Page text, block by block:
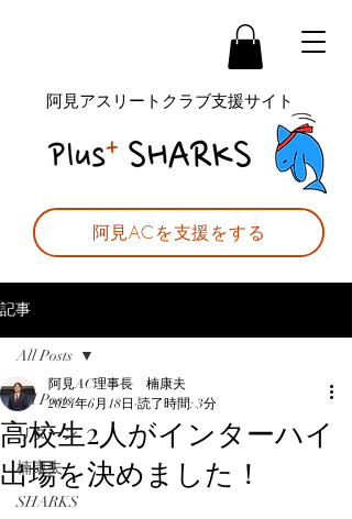
阿見アスリートクラブ支援サイト
阿見ACを支援をする
記事
All Posts
リターン
楠康夫
SHARKS
All Posts
高校生2人がインターハイ
出場を決めました！
阿見AC理事長 楠康夫
2024年6月18日 読了時間: 3分